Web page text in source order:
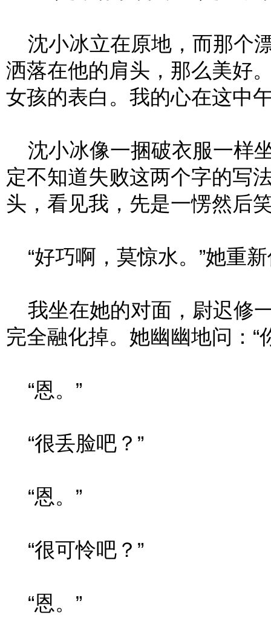
沈小冰立在原地，而那个
洒落在他的肩头，那么美好
女孩的表白。我的心在这中
沈小冰像一捆破衣服一样
定不知道失败这两个字的写
头，看见我，先是一愣然后
“好巧啊，莫惊水。”她重
我坐在她的对面，尉迟修
完全融化掉。她幽幽地问：“
“恩。”
“很丢脸吧？”
“恩。”
“很可怜吧？”
“恩。”